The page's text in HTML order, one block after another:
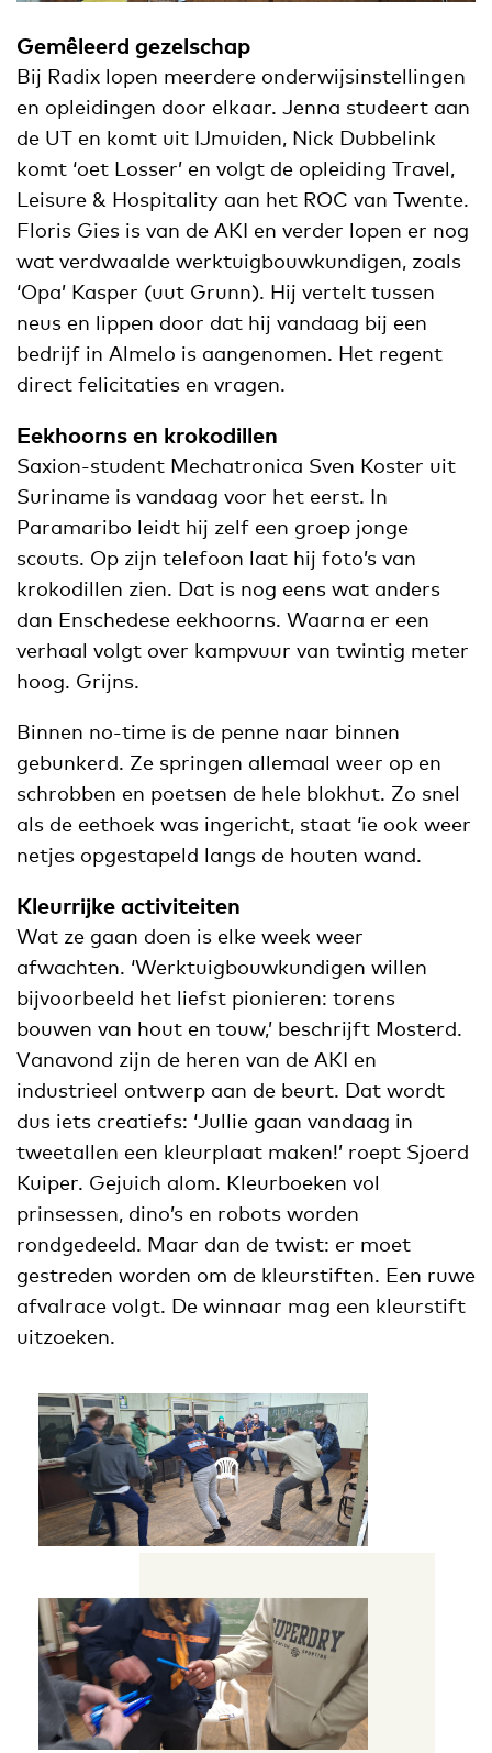
Gemêleerd gezelschap
Bij Radix lopen meerdere onderwijsinstellingen
en opleidingen door elkaar. Jenna studeert aan
de UT en komt uit IJmuiden, Nick Dubbelink
komt ‘oet Losser’ en volgt de opleiding Travel,
Leisure & Hospitality aan het ROC van Twente.
Floris Gies is van de AKI en verder lopen er nog
wat verdwaalde werktuigbouwkundigen, zoals
‘Opa’ Kasper (uut Grunn). Hij vertelt tussen
neus en lippen door dat hij vandaag bij een
bedrijf in Almelo is aangenomen. Het regent
direct felicitaties en vragen.
Eekhoorns en krokodillen
Saxion-student Mechatronica Sven Koster uit
Suriname is vandaag voor het eerst. In
Paramaribo leidt hij zelf een groep jonge
scouts. Op zijn telefoon laat hij foto’s van
krokodillen zien. Dat is nog eens wat anders
dan Enschedese eekhoorns. Waarna er een
verhaal volgt over kampvuur van twintig meter
hoog. Grijns.
Binnen no-time is de penne naar binnen
gebunkerd. Ze springen allemaal weer op en
schrobben en poetsen de hele blokhut. Zo snel
als de eethoek was ingericht, staat ‘ie ook weer
netjes opgestapeld langs de houten wand.
Kleurrijke activiteiten
Wat ze gaan doen is elke week weer
afwachten. ‘Werktuigbouwkundigen willen
bijvoorbeeld het liefst pionieren: torens
bouwen van hout en touw,’ beschrijft Mosterd.
Vanavond zijn de heren van de AKI en
industrieel ontwerp aan de beurt. Dat wordt
dus iets creatiefs: ‘Jullie gaan vandaag in
tweetallen een kleurplaat maken!’ roept Sjoerd
Kuiper. Gejuich alom. Kleurboeken vol
prinsessen, dino’s en robots worden
rondgedeeld. Maar dan de twist: er moet
gestreden worden om de kleurstiften. Een ruwe
afvalrace volgt. De winnaar mag een kleurstift
uitzoeken.